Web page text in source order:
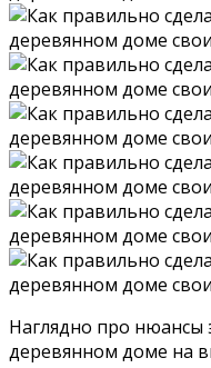
Наглядно про нюансы
деревянном доме на